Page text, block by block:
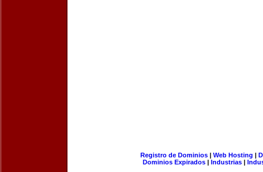
Registro de Dominios| Web Hosting |
Dominios Expirados | Industrias |